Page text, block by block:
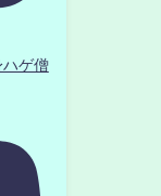
ゲ僧